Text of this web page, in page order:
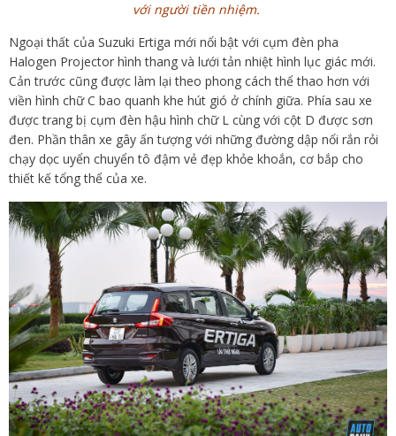
với người tiền nhiệm.
Ngoại thất của Suzuki Ertiga mới nổi bật với cụm đèn pha
Halogen Projector hình thang và lưới tản nhiệt hình lục giác mới.
Cản trước cũng được làm lại theo phong cách thể thao hơn với
viền hình chữ C bao quanh khe hút gió ở chính giữa. Phía sau xe
được trang bị cụm đèn hậu hình chữ L cùng với cột D được sơn
đen. Phần thân xe gây ấn tượng với những đường dập nổi rắn rỏi
chạy dọc uyển chuyển tô đậm vẻ đẹp khỏe khoắn, cơ bắp cho
thiết kế tổng thể của xe.